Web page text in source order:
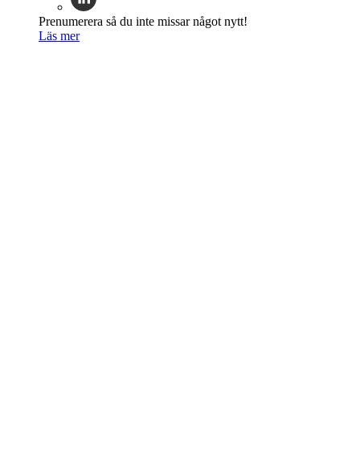
Prenumerera så du inte missar något nytt!
Läs mer